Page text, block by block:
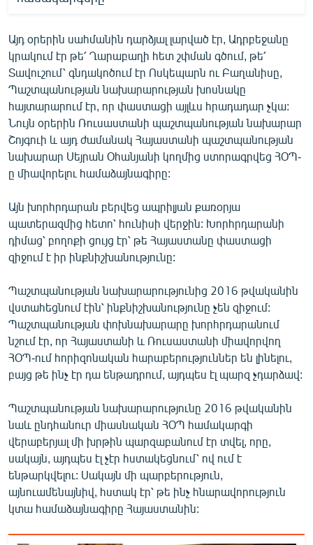
Այդ օրերին սահմանին դարձյալ լարված էր, Ադրբեջանը
կրակում էր թե՛ Ղարաբաղի հետ շփման գծում, թե՛
Տավուշում՝ գնդակոծում էր Ոսկեպարն ու Բաղանիսը,
Պաշտպանության նախարարության խոսնակը
հայտարարում էր, որ փաստացի այլևս հրադադար չկա:
Նույն օրերին Ռուսաստանի պաշտպանության նախարար
Շոյգուի և այդ ժամանակ Հայաստանի պաշտպանության
նախարար Սեյրան Օհանյանի կողմից ստորագրվեց ՀՕՊ-
ը միավորելու համաձայնագիրը:
Այն խորհրդարան բերվեց ապրիլյան քառօրյա
պատերազմից հետո՝ հունիսի վերջին: Խորհրդարանի
դիմաց՝ բողոքի ցույց էր՝ թե Հայաստանը փաստացի
զիջում է իր ինքնիշխանությունը:
Պաշտպանության նախարարությունից 2016 թվականին
վստահեցնում էին՝ ինքնիշխանությունը չեն զիջում:
Պաշտպանության փոխնախարարը խորհրդարանում
նշում էր, որ Հայաստանի և Ռուսաստանի միավորվող
ՀՕՊ-ում հորիզոնական հարաբերություններ են լինելու,
բայց թե ինչ էր դա ենթադրում, այդպես էլ պարզ չդարձավ:
Պաշտպանության նախարարությունը 2016 թվականին
նաև ընդհանուր միասնական ՀՕՊ համակարգի
վերաբերյալ մի խրթին պարզաբանում էր տվել, որը,
սակայն, այդպես էլ չէր հստակեցնում՝ ով ում է
ենթարկվելու: Սակայն մի պարբերություն,
այնուամենայնիվ, հստակ էր՝ թե ինչ հնարավորություն
կտա համաձայնագիրը Հայաստանին: